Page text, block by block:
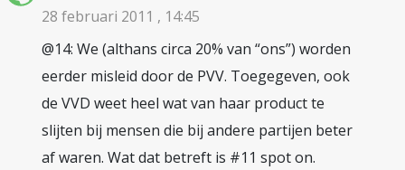
28 februari 2011 , 14:45
@14: We (althans circa 20% van “ons”) worden
eerder misleid door de PVV. Toegegeven, ook
de VVD weet heel wat van haar product te
slijten bij mensen die bij andere partijen beter
af waren. Wat dat betreft is #11 spot on.